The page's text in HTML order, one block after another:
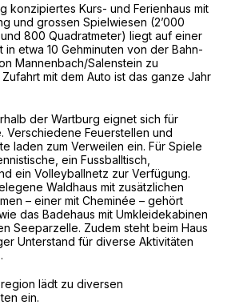
konzipiertes Kurs- und Ferienhaus mit
und grossen Spielwiesen (2’000
800 Quadratmeter) liegt auf einer
in etwa 10 Gehminuten von der Bahn-
Mannenbach/Salenstein zu
mit dem Auto ist das ganze Jahr
der Wartburg eignet sich für
Verschiedene Feuerstellen und
laden zum Verweilen ein. Für Spiele
ein Fussballtisch,
ein Volleyballnetz zur Verfügung.
Waldhaus mit zusätzlichen
– einer mit Cheminée – gehört
das Badehaus mit Umkleidekabinen
Seeparzelle. Zudem steht beim Haus
Unterstand für diverse Aktivitäten
lädt zu diversen
ein.